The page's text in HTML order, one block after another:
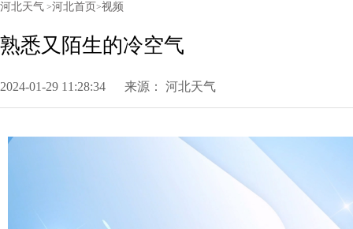
河北天气 >河北首页 >视频
熟悉又陌生的冷空气
2024-01-29 11:28:34 来源： 河北天气